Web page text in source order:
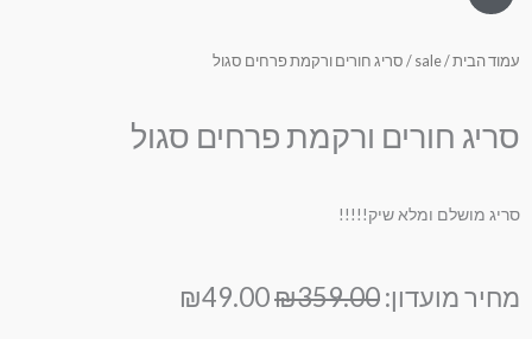
עמוד הבית/
sale/ סריג חורים ורקמת פרחים סגול
סריג חורים ורקמת פרחים סגול
סריג מושלם ומלא שיק!!!!!
מחיר מועדון: ₪359.00
המחיר₪49.00
המחיר